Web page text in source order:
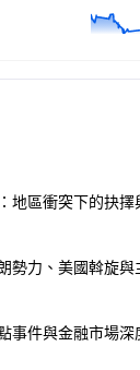
地區衝突下的抉擇
勢力、美國斡旋與
事件與金融市場深